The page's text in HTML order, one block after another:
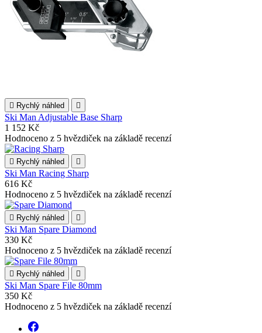
 Rychlý náhled 
Ski Man Adjustable Base Sharp
1 152 Kč
Hodnoceno z 5 hvězdiček na základě recenzí
 Rychlý náhled 
Ski Man Racing Sharp
616 Kč
Hodnoceno z 5 hvězdiček na základě recenzí
 Rychlý náhled 
Ski Man Spare Diamond
330 Kč
Hodnoceno z 5 hvězdiček na základě recenzí
 Rychlý náhled 
Ski Man Spare File 80mm
350 Kč
Hodnoceno z 5 hvězdiček na základě recenzí